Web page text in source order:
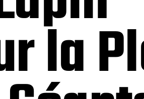
la